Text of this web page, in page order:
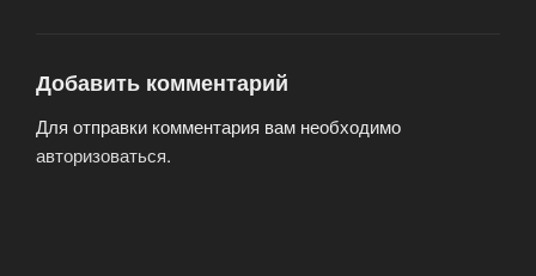
Добавить комментарий
Для отправки комментария вам необходимо
авторизоваться.